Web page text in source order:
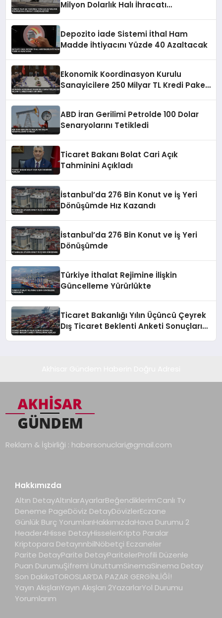
Milyon Dolarlık Halı İhracatı
Depozito İade Sistemi İthal Ham
Madde İhtiyacını Yüzde 40 Azaltacak
Ekonomik Koordinasyon Kurulu
Sanayicilere 250 Milyar TL Kredi Paketi
ABD İran Gerilimi Petrolde 100 Dolar
Senaryolarını Tetikledi
Ticaret Bakanı Bolat Cari Açık
Tahminini Açıkladı
İstanbul’da 276 Bin Konut ve İş Yeri
Dönüşümde Hız Kazandı
İstanbul’da 276 Bin Konut ve İş Yeri
Dönüşümde
Türkiye İthalat Rejimine İlişkin
Güncelleme Yürürlükte
Ticaret Bakanlığı Yılın Üçüncü Çeyrek
Dış Ticaret Beklenti Anketi Sonuçlarını
Reklam & İşbirliği : habersonuclari@gmail.com
Hakkımızda
Altın DetayAltınlarAyarlarBeğendiklerimCanlı Tv
Deneme PageDöviz DetayDövizlerEczane
Günlük Burç YorumlarıHakkımızdaHava Durumu 2
Header4Hisse DetayHisselerKripto Paralar
Kriptopara DetaynnbilNöbetçi Eczaneler
Parite DetayParite DetayParitelerProfili Düzenle
Puan DurumuŞifremi UnuttumSinemaSinema Detay
Son DakikaTOROSLAR’DA PAZAR GERGİNLİĞİ!
Yayın AkışlarıYayın Akışları 2YazarlarYol Durumu
Yorumlarım